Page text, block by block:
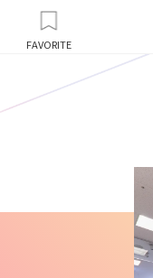
FAVORITE